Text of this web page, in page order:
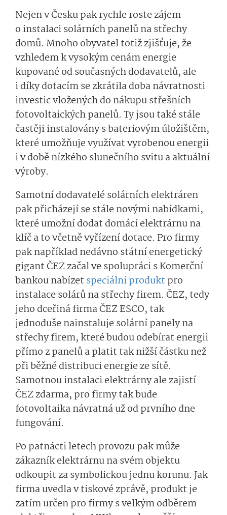
Nejen v Česku pak rychle roste zájem
o instalaci solárních panelů na střechy
domů. Mnoho obyvatel totiž zjišťuje, že
vzhledem k vysokým cenám energie
kupované od současných dodavatelů, ale
i díky dotacím se zkrátila doba návratnosti
investic vložených do nákupu střešních
fotovoltaických panelů. Ty jsou také stále
častěji instalovány s bateriovým úložištěm,
které umožňuje využívat vyrobenou energii
i v době nízkého slunečního svitu a aktuální
výroby.
Samotní dodavatelé solárních elektráren
pak přicházejí se stále novými nabídkami,
které umožní dodat domácí elektrárnu na
klíč a to včetně vyřízení dotace. Pro firmy
pak například nedávno státní energetický
gigant ČEZ začal ve spolupráci s Komerční
bankou nabízet speciální produkt pro
instalace solárů na střechy firem. ČEZ, tedy
jeho dceřiná firma ČEZ ESCO, tak
jednoduše nainstaluje solární panely na
střechy firem, které budou odebírat energii
přímo z panelů a platit tak nižší částku než
při běžné distribuci energie ze sítě.
Samotnou instalaci elektrárny ale zajistí
ČEZ zdarma, pro firmy tak bude
fotovoltaika návratná už od prvního dne
fungování.
Po patnácti letech provozu pak může
zákazník elektrárnu na svém objektu
odkoupit za symbolickou jednu korunu. Jak
firma uvedla v tiskové zprávě, produkt je
zatím určen pro firmy s velkým odběrem